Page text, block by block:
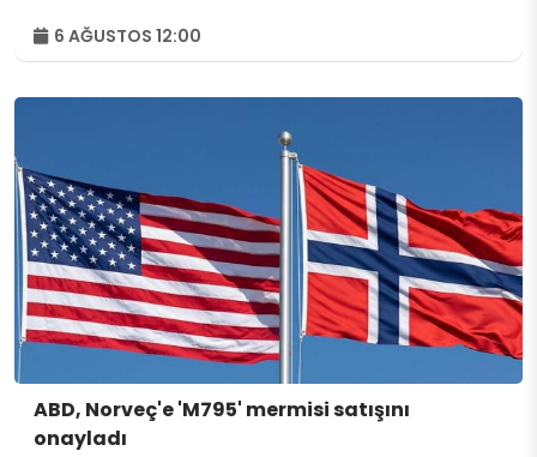
6 AĞUSTOS 12:00
ABD, Norveç'e 'M795' mermisi satışını
onayladı